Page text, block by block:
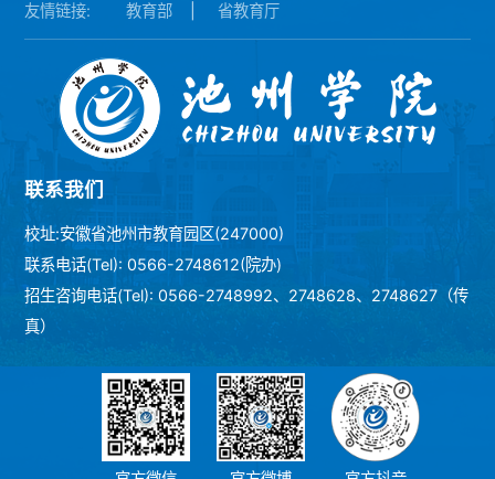
友情链接: 教育部 省教育厅
联系我们
校址:安徽省池州市教育园区(247000)
联系电话(Tel): 0566-2748612(院办)
招生咨询电话(Tel): 0566-2748992、2748628、2748627（传
真）